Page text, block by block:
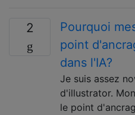
2
Pourquoi
point
dans l'IA?
Je suis assez
d'illustrator.
le point